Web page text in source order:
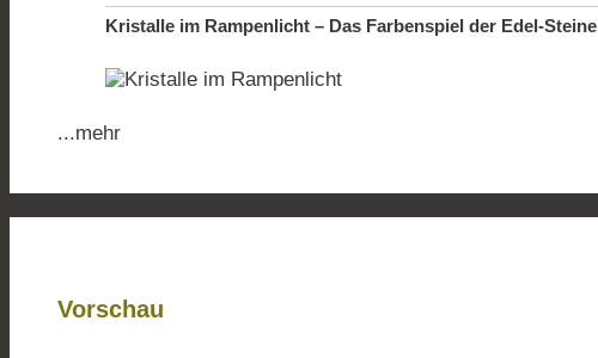
Kristalle im Rampenlicht – Das Farbenspiel der Edel-Steine
...mehr
Vorschau